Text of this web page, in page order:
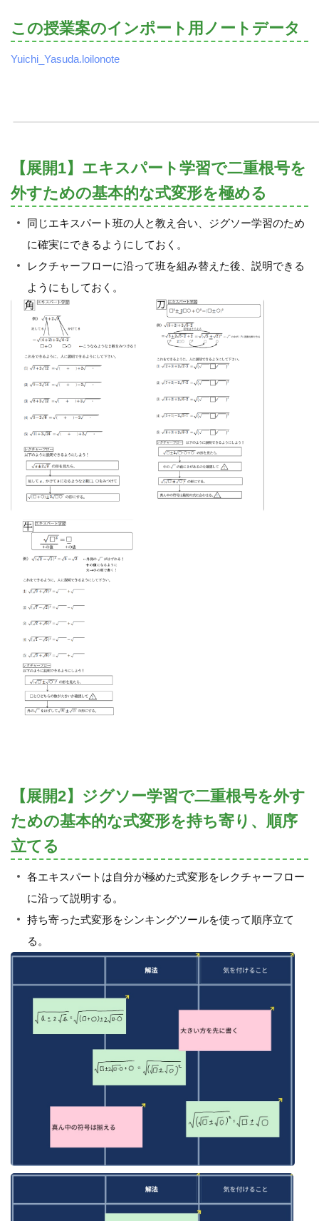
この授業案のインポート用ノートデータ
Yuichi_Yasuda.loilonote
【展開1】エキスパート学習で二重根号を
外すための基本的な式変形を極める
同じエキスパート班の人と教え合い、ジグソー学習のため
に確実にできるようにしておく。
レクチャーフローに沿って班を組み替えた後、説明できる
ようにもしておく。
【展開2】ジグソー学習で二重根号を外す
ための基本的な式変形を持ち寄り、順序
立てる
各エキスパートは自分が極めた式変形をレクチャーフロー
に沿って説明する。
持ち寄った式変形をシンキングツールを使って順序立て
る。